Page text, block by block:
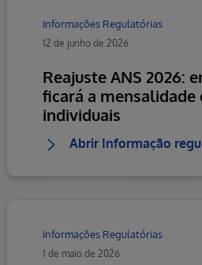
Informações Regulatórias
12 de junho de 2026
Reajuste ANS 2026:
ficará a mensalidade
individuais
Abrir Informação
Informações Regulatórias
1 de maio de 2026